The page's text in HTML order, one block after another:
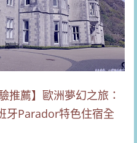
推薦】歐洲夢幻之旅：
牙Parador特色住宿全